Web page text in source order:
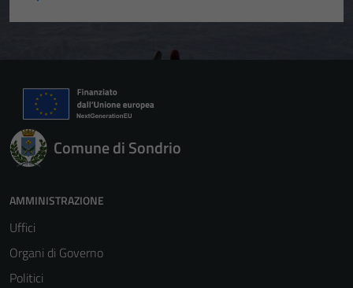
Comune di Sondrio
AMMINISTRAZIONE
Uffici
Organi di Governo
Politici